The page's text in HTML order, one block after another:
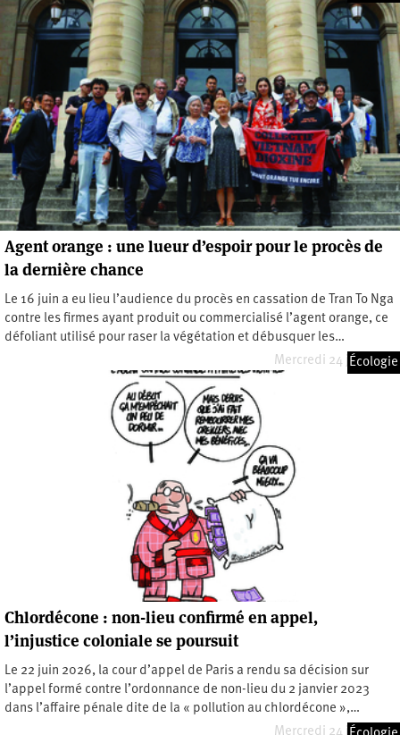
Agent orange : une lueur d’espoir pour le procès de
la dernière chance
Le 16 juin a eu lieu l’audience du procès en cassation de Tran To Nga
contre les firmes ayant produit ou commercialisé l’agent orange, ce
défoliant utilisé pour raser la végétation et débusquer les…
Mercredi 24 juin 2026
Écologie
Chlordécone : non-lieu confirmé en appel,
l’injustice coloniale se poursuit
Le 22 juin 2026, la cour d’appel de Paris a rendu sa décision sur
l’appel formé contre l’ordonnance de non-lieu du 2 janvier 2023
dans l’affaire pénale dite de la « pollution au chlordécone »,…
Mercredi 24 juin 2026